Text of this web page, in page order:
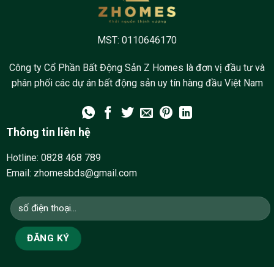
MST: 0110646170
Công ty Cổ Phần Bất Động Sản Z Homes là đơn vị đầu tư và
phân phối các dự án bất động sản uy tín hàng đầu Việt Nam
Thông tin liên hệ
Hotline: 0828 468 789
Email: zhomesbds@gmail.com